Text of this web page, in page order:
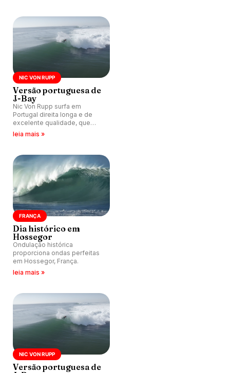
NIC VON RUPP
Versão portuguesa de
J-Bay
Nic Von Rupp surfa em
Portugal direita longa e de
excelente qualidade, que
lembra Jeffrey's Bay.
leia mais »
FRANÇA
Dia histórico em
Hossegor
Ondulação histórica
proporciona ondas perfeitas
em Hossegor, França.
leia mais »
NIC VON RUPP
Versão portuguesa de